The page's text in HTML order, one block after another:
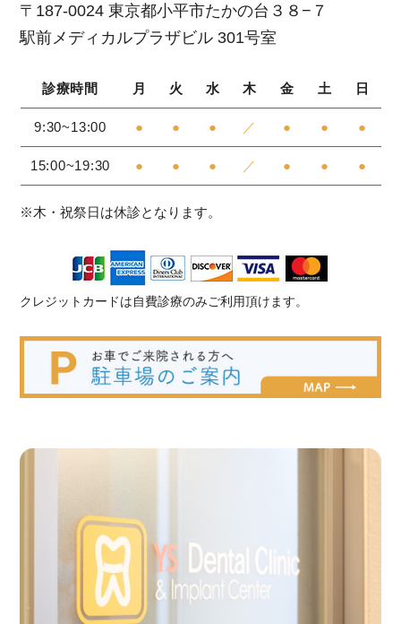
〒187-0024 東京都小平市たかの台３８−７
駅前メディカルプラザビル 301号室
診療時間 月 火 水 木 金 土 日
9:30~13:00 ● ● ● ／ ● ● ●
15:00~19:30 ● ● ● ／ ● ● ●
※木・祝祭日は休診となります。
クレジットカードは自費診療のみご利用頂けます。